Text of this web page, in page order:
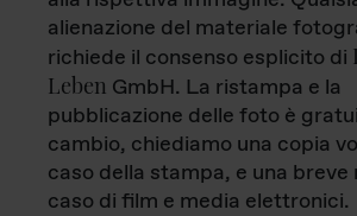
alienazione del materiale
richiede il consenso esplicito di
Leben GmbH. La ristampa e la
pubblicazione delle foto è
cambio, chiediamo una copia
caso della stampa, e una
caso di film e media elettronici.